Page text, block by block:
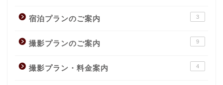
宿泊プランのご案内 3
撮影プランのご案内 9
撮影プラン・料金案内 4